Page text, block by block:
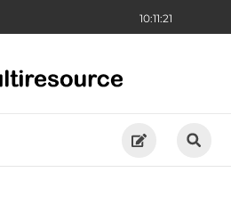
10:11:21